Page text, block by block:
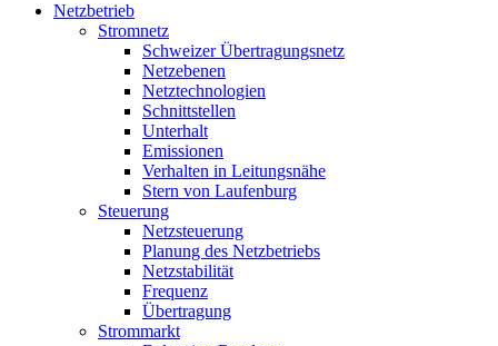
Netzbetrieb
Stromnetz
Schweizer Übertragungsnetz
Netzebenen
Netztechnologien
Schnittstellen
Unterhalt
Emissionen
Verhalten in Leitungsnähe
Stern von Laufenburg
Steuerung
Netzsteuerung
Planung des Netzbetriebs
Netzstabilität
Frequenz
Übertragung
Strommarkt